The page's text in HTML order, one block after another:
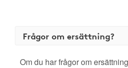
Frågor om ersättning?
Om du har frågor om